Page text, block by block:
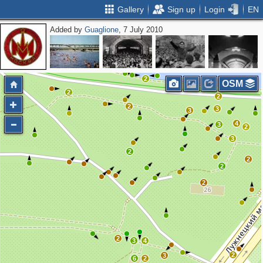
Gallery Sign up Login EN
Added byGuaglione, 7 July 2010
2
2
4
3
2
3
3 3
2
2
2
2
2
2
2
2 3 4
2
6 3 2
OSM